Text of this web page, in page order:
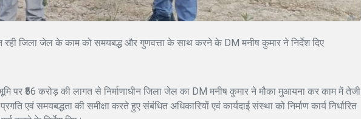
रही जिला जेल के काम को समयबद्ध और गुणवत्ता के साथ करने के DM मनीष कुमार ने निर्देश दिए
पर ₹56 करोड़ की लागत से निर्माणाधीन जिला जेल का DM मनीष कुमार ने मौका मुआयना कर काम में तेजी
एवं समयबद्धता की समीक्षा करते हुए संबंधित अधिकारियों एवं कार्यदाई संस्था को निर्माण कार्य निर्धारित